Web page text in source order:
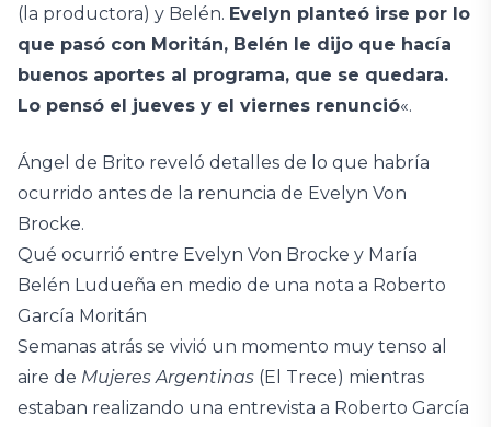
(la productora) y Belén. Evelyn planteó irse por lo
que pasó con Moritán, Belén le dijo que hacía
buenos aportes al programa, que se quedara.
Lo pensó el jueves y el viernes renunció«.
Ángel de Brito reveló detalles de lo que habría
ocurrido antes de la renuncia de Evelyn Von
Brocke.
Qué ocurrió entre Evelyn Von Brocke y María
Belén Ludueña en medio de una nota a Roberto
García Moritán
Semanas atrás se vivió un momento muy tenso al
aire de Mujeres Argentinas (El Trece) mientras
estaban realizando una entrevista a Roberto García